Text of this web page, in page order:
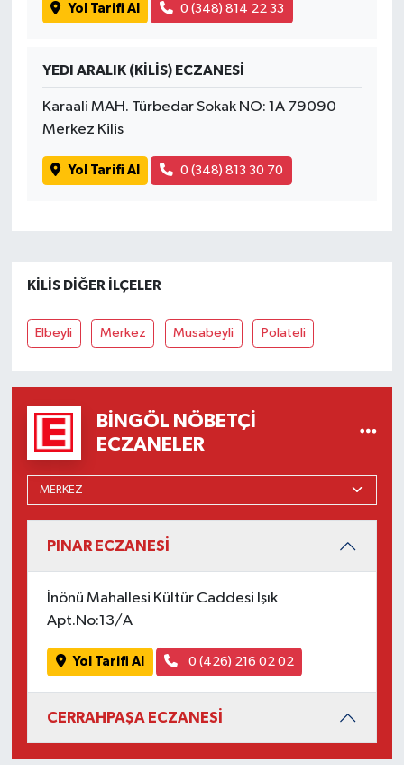
Yol Tarifi Al 0 (348) 814 22 33
YEDI ARALIK (KİLİS) ECZANESİ
Karaali MAH. Türbedar Sokak NO: 1A 79090
Merkez Kilis
Yol Tarifi Al 0 (348) 813 30 70
KILIS DIĞER İLÇELER
Elbeyli Merkez Musabeyli Polateli
BINGÖL NÖBETÇI
ECZANELER
PINAR ECZANESİ
İnönü Mahallesi Kültür Caddesi Işık
Apt.No:13/A
Yol Tarifi Al 0 (426) 216 02 02
CERRAHPAŞA ECZANESİ